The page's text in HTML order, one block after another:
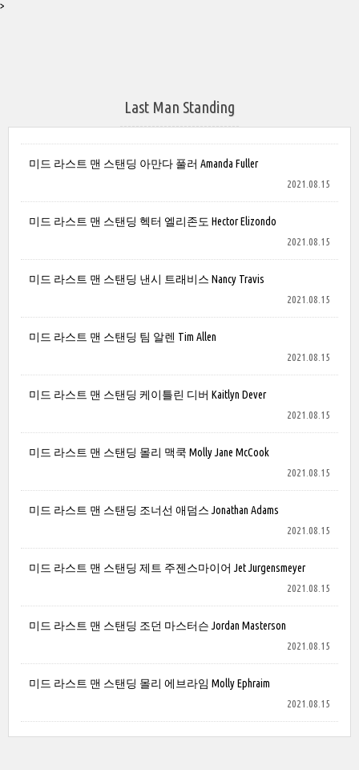
>
Last Man Standing
미드 라스트 맨 스탠딩 아만다 풀러 Amanda Fuller
2021.08.15
미드 라스트 맨 스탠딩 헥터 엘리존도 Hector Elizondo
2021.08.15
미드 라스트 맨 스탠딩 낸시 트래비스 Nancy Travis
2021.08.15
미드 라스트 맨 스탠딩 팀 알렌 Tim Allen
2021.08.15
미드 라스트 맨 스탠딩 케이틀린 디버 Kaitlyn Dever
2021.08.15
미드 라스트 맨 스탠딩 몰리 맥쿡 Molly Jane McCook
2021.08.15
미드 라스트 맨 스탠딩 조너선 애덤스 Jonathan Adams
2021.08.15
미드 라스트 맨 스탠딩 제트 주젠스마이어 Jet Jurgensmeyer
2021.08.15
미드 라스트 맨 스탠딩 조던 마스터슨 Jordan Masterson
2021.08.15
미드 라스트 맨 스탠딩 몰리 에브라임 Molly Ephraim
2021.08.15